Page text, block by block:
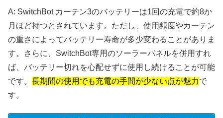
A: SwitchBot カーテン3のバッテリーは1回の充電で約8か
月ほど持つとされています。ただし、使用頻度やカーテン
の重さによってバッテリー寿命が多少変わることがありま
す。さらに、SwitchBot専用のソーラーパネルを併用すれ
ば、バッテリー切れを心配せずに使用し続けることが可能
です。 長期間の使用でも充電の手間が少ない点が魅力で
す。